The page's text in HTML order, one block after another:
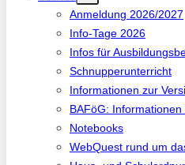
Anmeldung 2026/2027
Info-Tage 2026
Infos für
Schnupperunterricht
Informationen zur
BAFöG:
Notebooks
WebQuest rund um